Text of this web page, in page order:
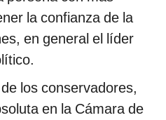
la confianza de la
en general el líder
los conservadores,
en la Cámara de